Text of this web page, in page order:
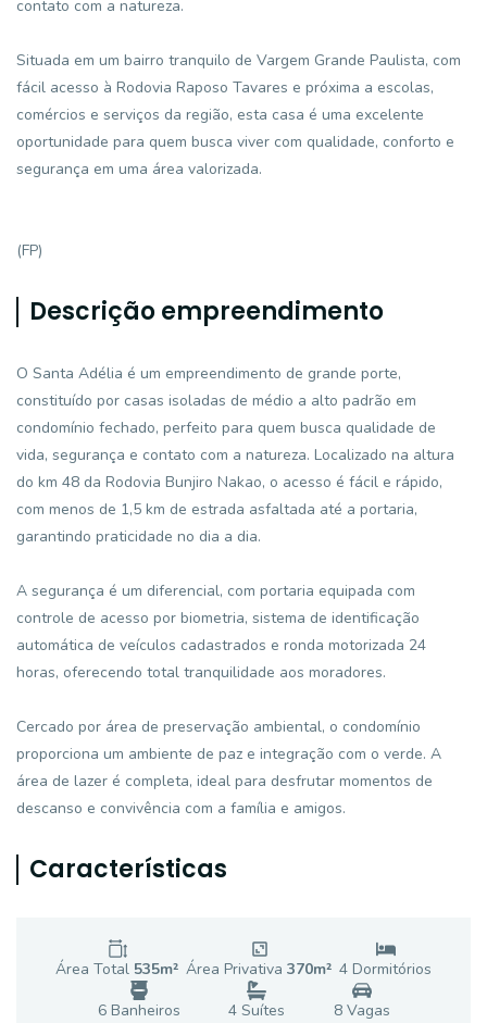
contato com a natureza.
Situada em um bairro tranquilo de Vargem Grande Paulista, com
fácil acesso à Rodovia Raposo Tavares e próxima a escolas,
comércios e serviços da região, esta casa é uma excelente
oportunidade para quem busca viver com qualidade, conforto e
segurança em uma área valorizada.
(FP)
Descrição empreendimento
O Santa Adélia é um empreendimento de grande porte,
constituído por casas isoladas de médio a alto padrão em
condomínio fechado, perfeito para quem busca qualidade de
vida, segurança e contato com a natureza. Localizado na altura
do km 48 da Rodovia Bunjiro Nakao, o acesso é fácil e rápido,
com menos de 1,5 km de estrada asfaltada até a portaria,
garantindo praticidade no dia a dia.
A segurança é um diferencial, com portaria equipada com
controle de acesso por biometria, sistema de identificação
automática de veículos cadastrados e ronda motorizada 24
horas, oferecendo total tranquilidade aos moradores.
Cercado por área de preservação ambiental, o condomínio
proporciona um ambiente de paz e integração com o verde. A
área de lazer é completa, ideal para desfrutar momentos de
descanso e convivência com a família e amigos.
Características
Área Total 535m² Área Privativa 370m² 4 Dormitórios
6Banheiros 4 Suítes 8Vagas